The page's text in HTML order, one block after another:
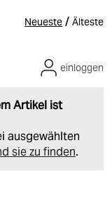
Neueste / Älteste
Artikel ist
ausgewählten
sie zu finden.
einloggen